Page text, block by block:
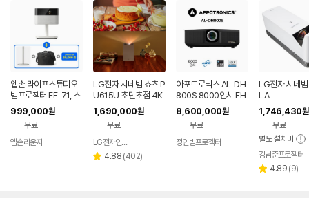
엡손 라이프스튜디오
빔프로젝터 EF-71, 스
탠드, 가방, APP 10만
원 쿠폰 증정
999,000원
무료
엡손라운지
LG전자 시네빔 쇼츠 P
U615U 초단초점 4K
빔프로젝터
1,690,000원
무료
페이
LG전자인증점 e좋은세상
별 4.88 리
(402)
아포트로닉스 AL-DH
800S 8000안시 FH
D DLP 레이저빔프로
젝터 회의용 강당용
8,600,000원
무료
정인빔프로젝터
LG전자 시네
LA
1,746,430원
무료
별도 설치비
강남준프로젝터
별 4.89 리
(9)